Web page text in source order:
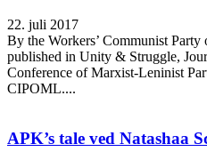
22. juli 2017
By the Workers’ Communist
published in Unity & Struggle,
Conference of Marxist-Leninist
CIPOML....
APK’s tale ved Natashaa